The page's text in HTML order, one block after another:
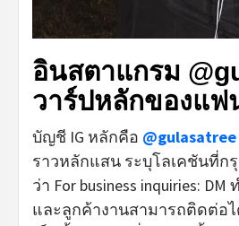
อินสตาแกรม
วาร์ปหลักของแฟ
บัญชี IG หลักคือ @gulasatree
ราวหลักแสน ระบุโลเคชันที่ก
ว่า For business inquiries:
และลูกค้างานสามารถติดต่อ